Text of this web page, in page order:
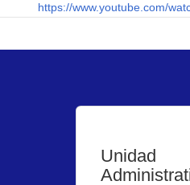
https://www.youtube.com/
Unidad